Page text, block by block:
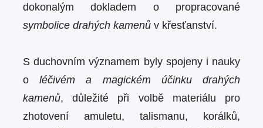
dokonalým dokladem o propracované
symbolice drahých kamenů v křesťanství.
S duchovním významem byly spojeny i nauky
oléčivém a magickém účinku drahých
kamenů, důležité při volbě materiálu pro
zhotovení amuletu, talismanu, korálků,